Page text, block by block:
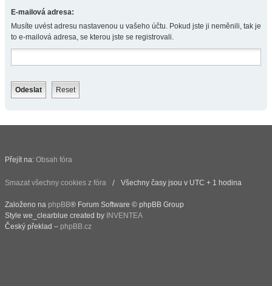
E-mailová adresa:
Musíte uvést adresu nastavenou u vašeho účtu. Pokud jste ji neměnili, tak je
to e-mailová adresa, se kterou jste se registrovali.
Přejít na: Obsah fóra
Smazat všechny cookies z fóra Všechny časy jsou v UTC + 1 hodina
Založeno na phpBB® Forum Software © phpBB Group
Style we_clearblue created by INVENTEA
Český překlad – phpBB.cz